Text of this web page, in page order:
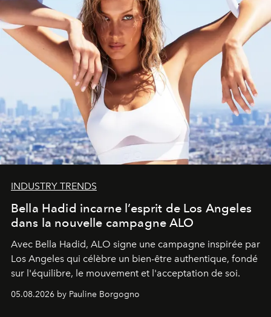
INDUSTRY TRENDS
Bella Hadid incarne l’esprit de Los Angeles
dans la nouvelle campagne ALO
Avec Bella Hadid, ALO signe une campagne inspirée par
Los Angeles qui célèbre un bien-être authentique, fondé
sur l'équilibre, le mouvement et l'acceptation de soi.
05.08.2026 by Pauline Borgogno